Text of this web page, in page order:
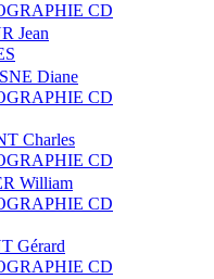
CD
Jean
Diane
CD
Charles
CD
William
CD
Gérard
CD